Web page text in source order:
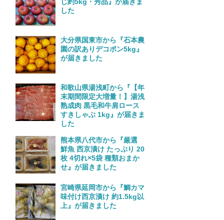
じ約5kg・秀品』が届きま
した
大分県国東市から『石本農
園の訳ありデコポン5kg』
が届きました
和歌山県湯浅町から『【年
末期間限定大増量！】湯浅
熟成肉 黒毛和牛肩ロース
すきしゃぶ 1kg』が届きま
した
熊本県八代市から『厳選
鮮魚 西京漬け たっぷり 20
枚 4切れ×5袋 種類おまか
せ』が届きました
宮崎県延岡市から『鯛カマ
味付け西京漬け 約1.5kg以
上』が届きました